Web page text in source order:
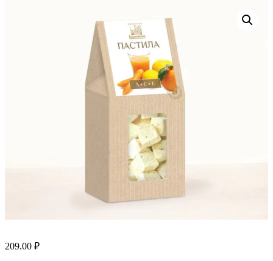
209.00 ₽